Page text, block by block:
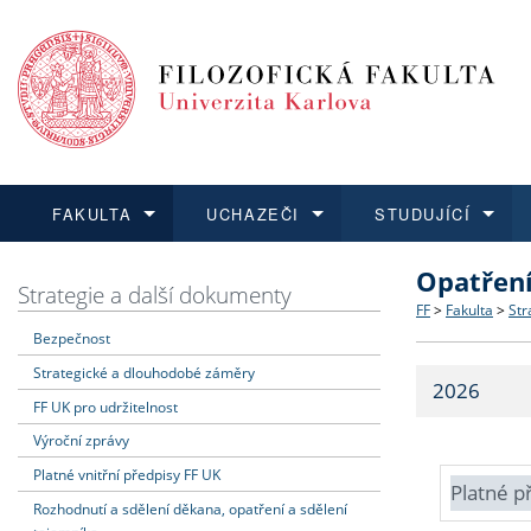
FAKULTA
Dozvědět se více
Struktura
Strategie
Fakultní
UCHAZEČI
Podat přihlášku
Co
Učitelské
STUDUJÍCÍ
Dozvědět se více
Dozvědět se více
O vědě a
Dozvědět se více
Aktuální
Strategie a další dokumenty
Bezpečnost
Strategické a dlouhodobé záměry
FF UK pro udržitelnost
Výroční zprávy
Platné vnitřní předpisy FF UK
Rozhodnutí a sdělení děkana, opatření a sdělení
FF > Fakulta >
2026
Platné